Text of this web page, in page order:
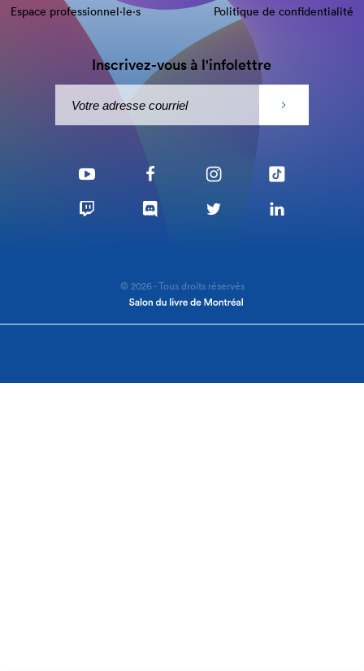
Espace professionnel·le⋅s
Politique de confidentialité
Inscrivez-vous à l'infolettre
© 2026 - Tous droits réservés